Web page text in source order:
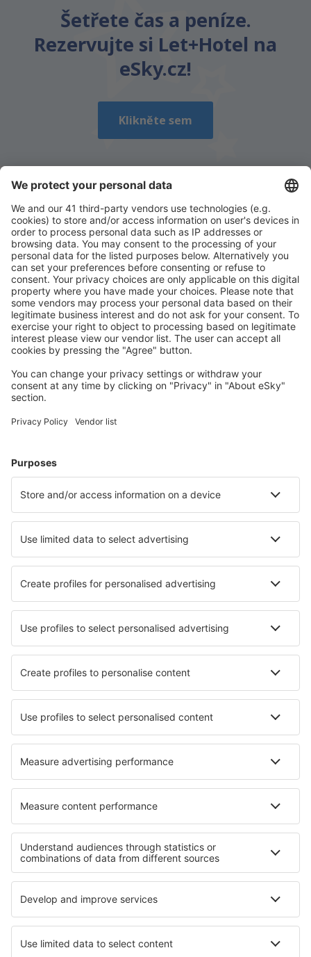
Šetřete čas a peníze.
Rezervujte si Let+Hotel na
eSky.cz!
Klikněte sem
Stáhněte si naši aplikacia plánujte své cesty
pohodlně
Naplánujte si cestu
Letenky
Ubytování
Let+Hotel
Hotely
Transfery
Sportovní události
Přečtěte si více
Garance nejnižší ceny
Mobilní aplikace
Letecké společnosti
Ryanair
Wizz Air
easyJet
Lufthansa
KLM
O eSky
Všeobecné podmínky
Moje rezervace
Politika ochrany soukromí
Podpora a kontakt